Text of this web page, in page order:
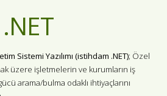
Sistemi Yazılımı (istihdam .NET); Özel
üzere işletmelerin ve kurumların iş
arama/bulma odaklı ihtiyaçlarını